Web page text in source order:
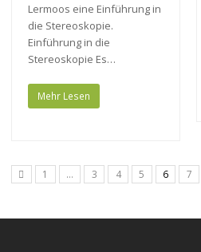
Lermoos eine Einführung in
die Stereoskopie.
Einführung in die
Stereoskopie Es…
Mehr Lesen
1 … 3 4 5 6 7